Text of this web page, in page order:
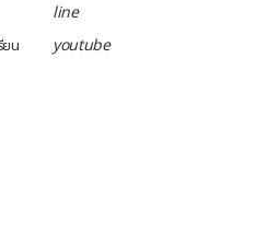
ยน
line
youtube